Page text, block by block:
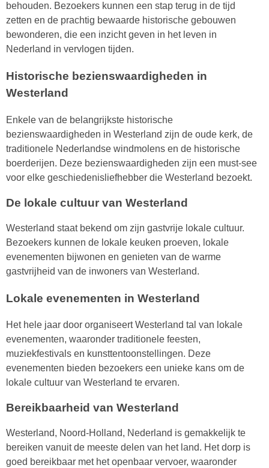
behouden. Bezoekers kunnen een stap terug in de tijd
zetten en de prachtig bewaarde historische gebouwen
bewonderen, die een inzicht geven in het leven in
Nederland in vervlogen tijden.
Historische bezienswaardigheden in
Westerland
Enkele van de belangrijkste historische
bezienswaardigheden in Westerland zijn de oude kerk, de
traditionele Nederlandse windmolens en de historische
boerderijen. Deze bezienswaardigheden zijn een must-see
voor elke geschiedenisliefhebber die Westerland bezoekt.
De lokale cultuur van Westerland
Westerland staat bekend om zijn gastvrije lokale cultuur.
Bezoekers kunnen de lokale keuken proeven, lokale
evenementen bijwonen en genieten van de warme
gastvrijheid van de inwoners van Westerland.
Lokale evenementen in Westerland
Het hele jaar door organiseert Westerland tal van lokale
evenementen, waaronder traditionele feesten,
muziekfestivals en kunsttentoonstellingen. Deze
evenementen bieden bezoekers een unieke kans om de
lokale cultuur van Westerland te ervaren.
Bereikbaarheid van Westerland
Westerland, Noord-Holland, Nederland is gemakkelijk te
bereiken vanuit de meeste delen van het land. Het dorp is
goed bereikbaar met het openbaar vervoer, waaronder